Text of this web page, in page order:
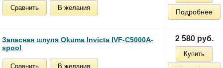
Сравнить В желания
Подробнее
Запасная шпуля Okuma Invicta IVF-C5000A-
spool
Сравнить В желания
2 580 руб.
Купить